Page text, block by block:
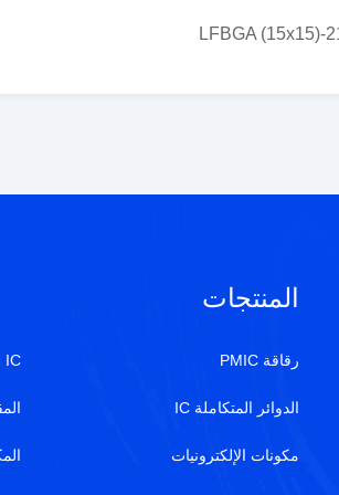
المنتجات
رقاقة PMIC
الدوائر المتكاملة IC
مكونات الإلكترونيات
IC مستشعر الوضع الدوار